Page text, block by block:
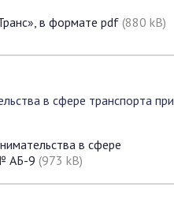
в формате pdf (880 kB)
в сфере транспорта при
в сфере
АБ-9 (973 kB)